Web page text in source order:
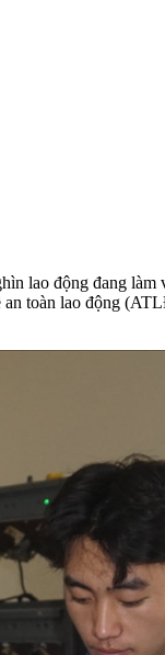
lao động đang
toàn lao động